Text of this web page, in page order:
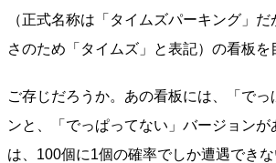
（正式名称は「タイムズパーキング」
さのため「タイムズ」と表記）の看板を
ご存じだろうか。あの看板には、「でっ
ンと、「でっぱってない」バージョンが
は、100個に1個の確率でしか遭遇でき